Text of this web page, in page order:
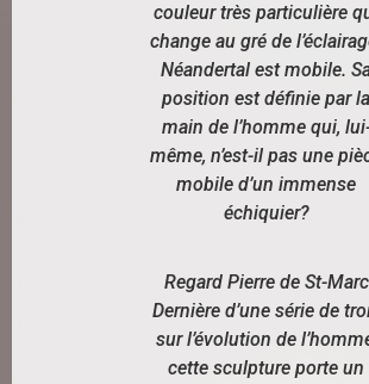
couleur très particulière
change au gré de
Néandertal est mobile.
position est définie par la
main de l’homme qui,
même, n’est-il pas une
mobile d’un immense
échiquier?
Regard Pierre de St-Marc
Dernière d’une série de
sur l’évolution de
cette sculpture porte un